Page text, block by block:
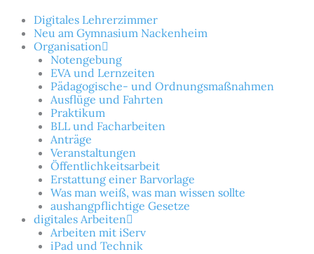
Inhalt
springen
Digitales Lehrerzimmer
Neu am Gymnasium Nackenheim
Organisation
Notengebung
EVA und Lernzeiten
Pädagogische- und Ordnungsmaßnahmen
Ausflüge und Fahrten
Praktikum
BLL und Facharbeiten
Anträge
Veranstaltungen
Öffentlichkeitsarbeit
Erstattung einer Barvorlage
Was man weiß, was man wissen sollte
aushangpflichtige Gesetze
digitales Arbeiten
Arbeiten mit iServ
iPad und Technik